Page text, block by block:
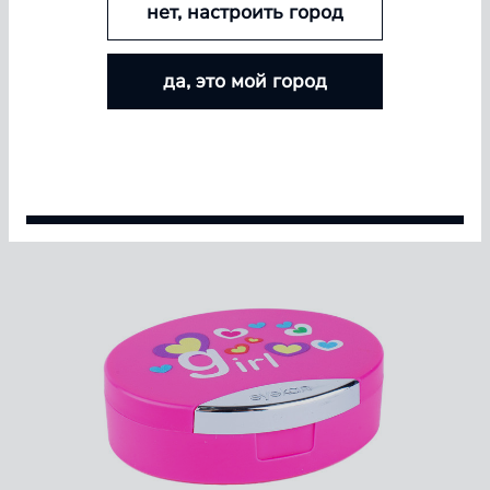
БОЛЬШЕ ЛИНЗ — БОЛЬШЕ СКИДКА
Покупайте контактные линзы Airway и увеличивайте
размер скидки — от 5% до 15%
нет, настроить город
да, это мой город